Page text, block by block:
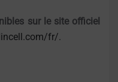
sur le site officiel
fr/.